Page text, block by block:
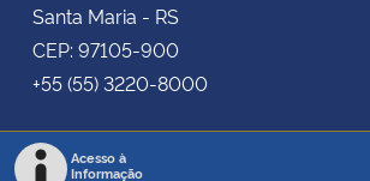
Santa Maria - RS
CEP: 97105-900
+55 (55) 3220-8000
Acesso à
Informação